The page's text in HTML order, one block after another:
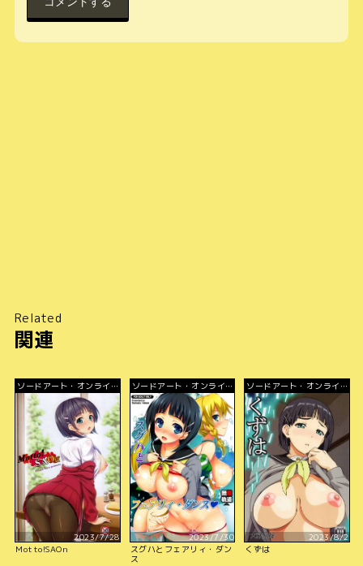
Related
関連
ソードアート・オンライ
ン
2023/7/28
Motto!SAOn
ソードアート・オンライ
ン
2023/7/30
スグハとフェアリィ・ダン
ス
ソードアート・オンライ
ン
2023/8/2
くずは